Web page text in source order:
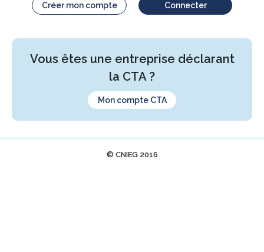
Créer mon compte Connecter
Vous êtes une entreprise déclarant
la CTA ?
Mon compte CTA
© CNIEG 2016